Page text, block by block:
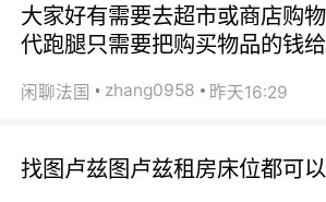
大家好有需要去超市或商店购
代跑腿只需要把购买物品的钱
闲聊法国 zhang0958 昨天16:29
找图卢兹图卢兹租房床位都可以